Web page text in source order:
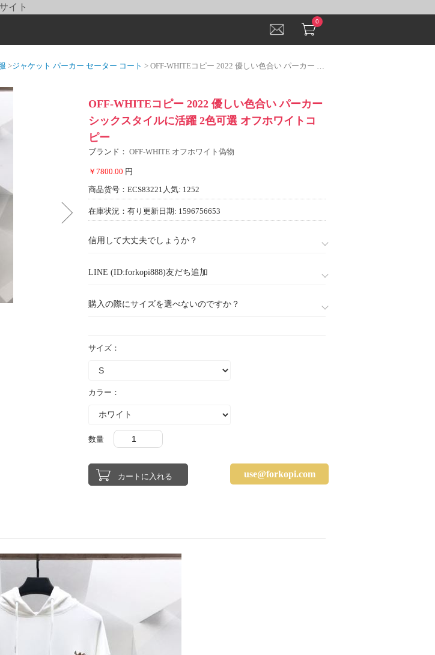
イト
0
>ジャケット パーカー セーター コート > OFF-WHITEコピー 2022 優しい色合い パーカー シックスタイルに活躍 2色可選 オフホワイトコピー
OFF-WHITEコピー 2022 優しい色合い パーカー
シックスタイルに活躍 2色可選 オフホワイトコ
ピー
ブランド： OFF-WHITE オフホワイト偽物
￥7800.00 円
商品货号：ECS83221 人気: 1252
在庫状況：有り 更新日期: 1596756653
信用して大丈夫でしょうか？
LINE (ID:forkopi888)友だち追加
購入の際にサイズを選べないのですか？
サイズ：
カラー：
数量
use@forkopi.com